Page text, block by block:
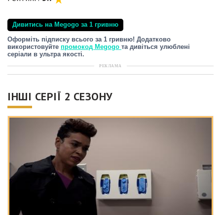
Дивитись на Megogo за 1 гривню
Оформіть підписку всього за 1 гривню! Додатково
використовуйте промокод Megogo та дивіться улюблені
серіали в ультра якості.
РЕКЛАМА
ІНШІ СЕРІЇ 2 СЕЗОНУ